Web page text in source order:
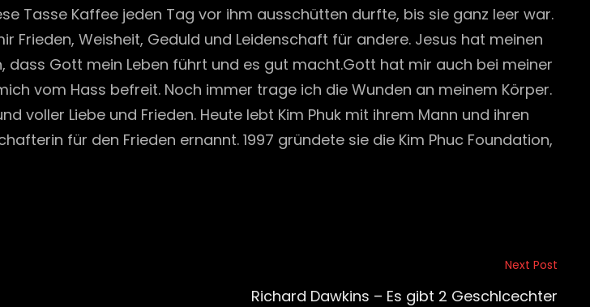
Tasse Kaffee jeden Tag vor ihm ausschütten durfte, bis sie ganz leer war.
Weisheit, Geduld und Leidenschaft für andere. Jesus hat meinen
Gott mein Leben führt und es gut macht.Gott hat mir auch bei meiner
vom Hass befreit. Noch immer trage ich die Wunden an meinem Körper.
voller Liebe und Frieden. Heute lebt Kim Phuk mit ihrem Mann und ihren
für den Frieden ernannt. 1997 gründete sie die Kim Phuc Foundation,
Next Post
Richard Dawkins – Es gibt 2 Geschlcechter